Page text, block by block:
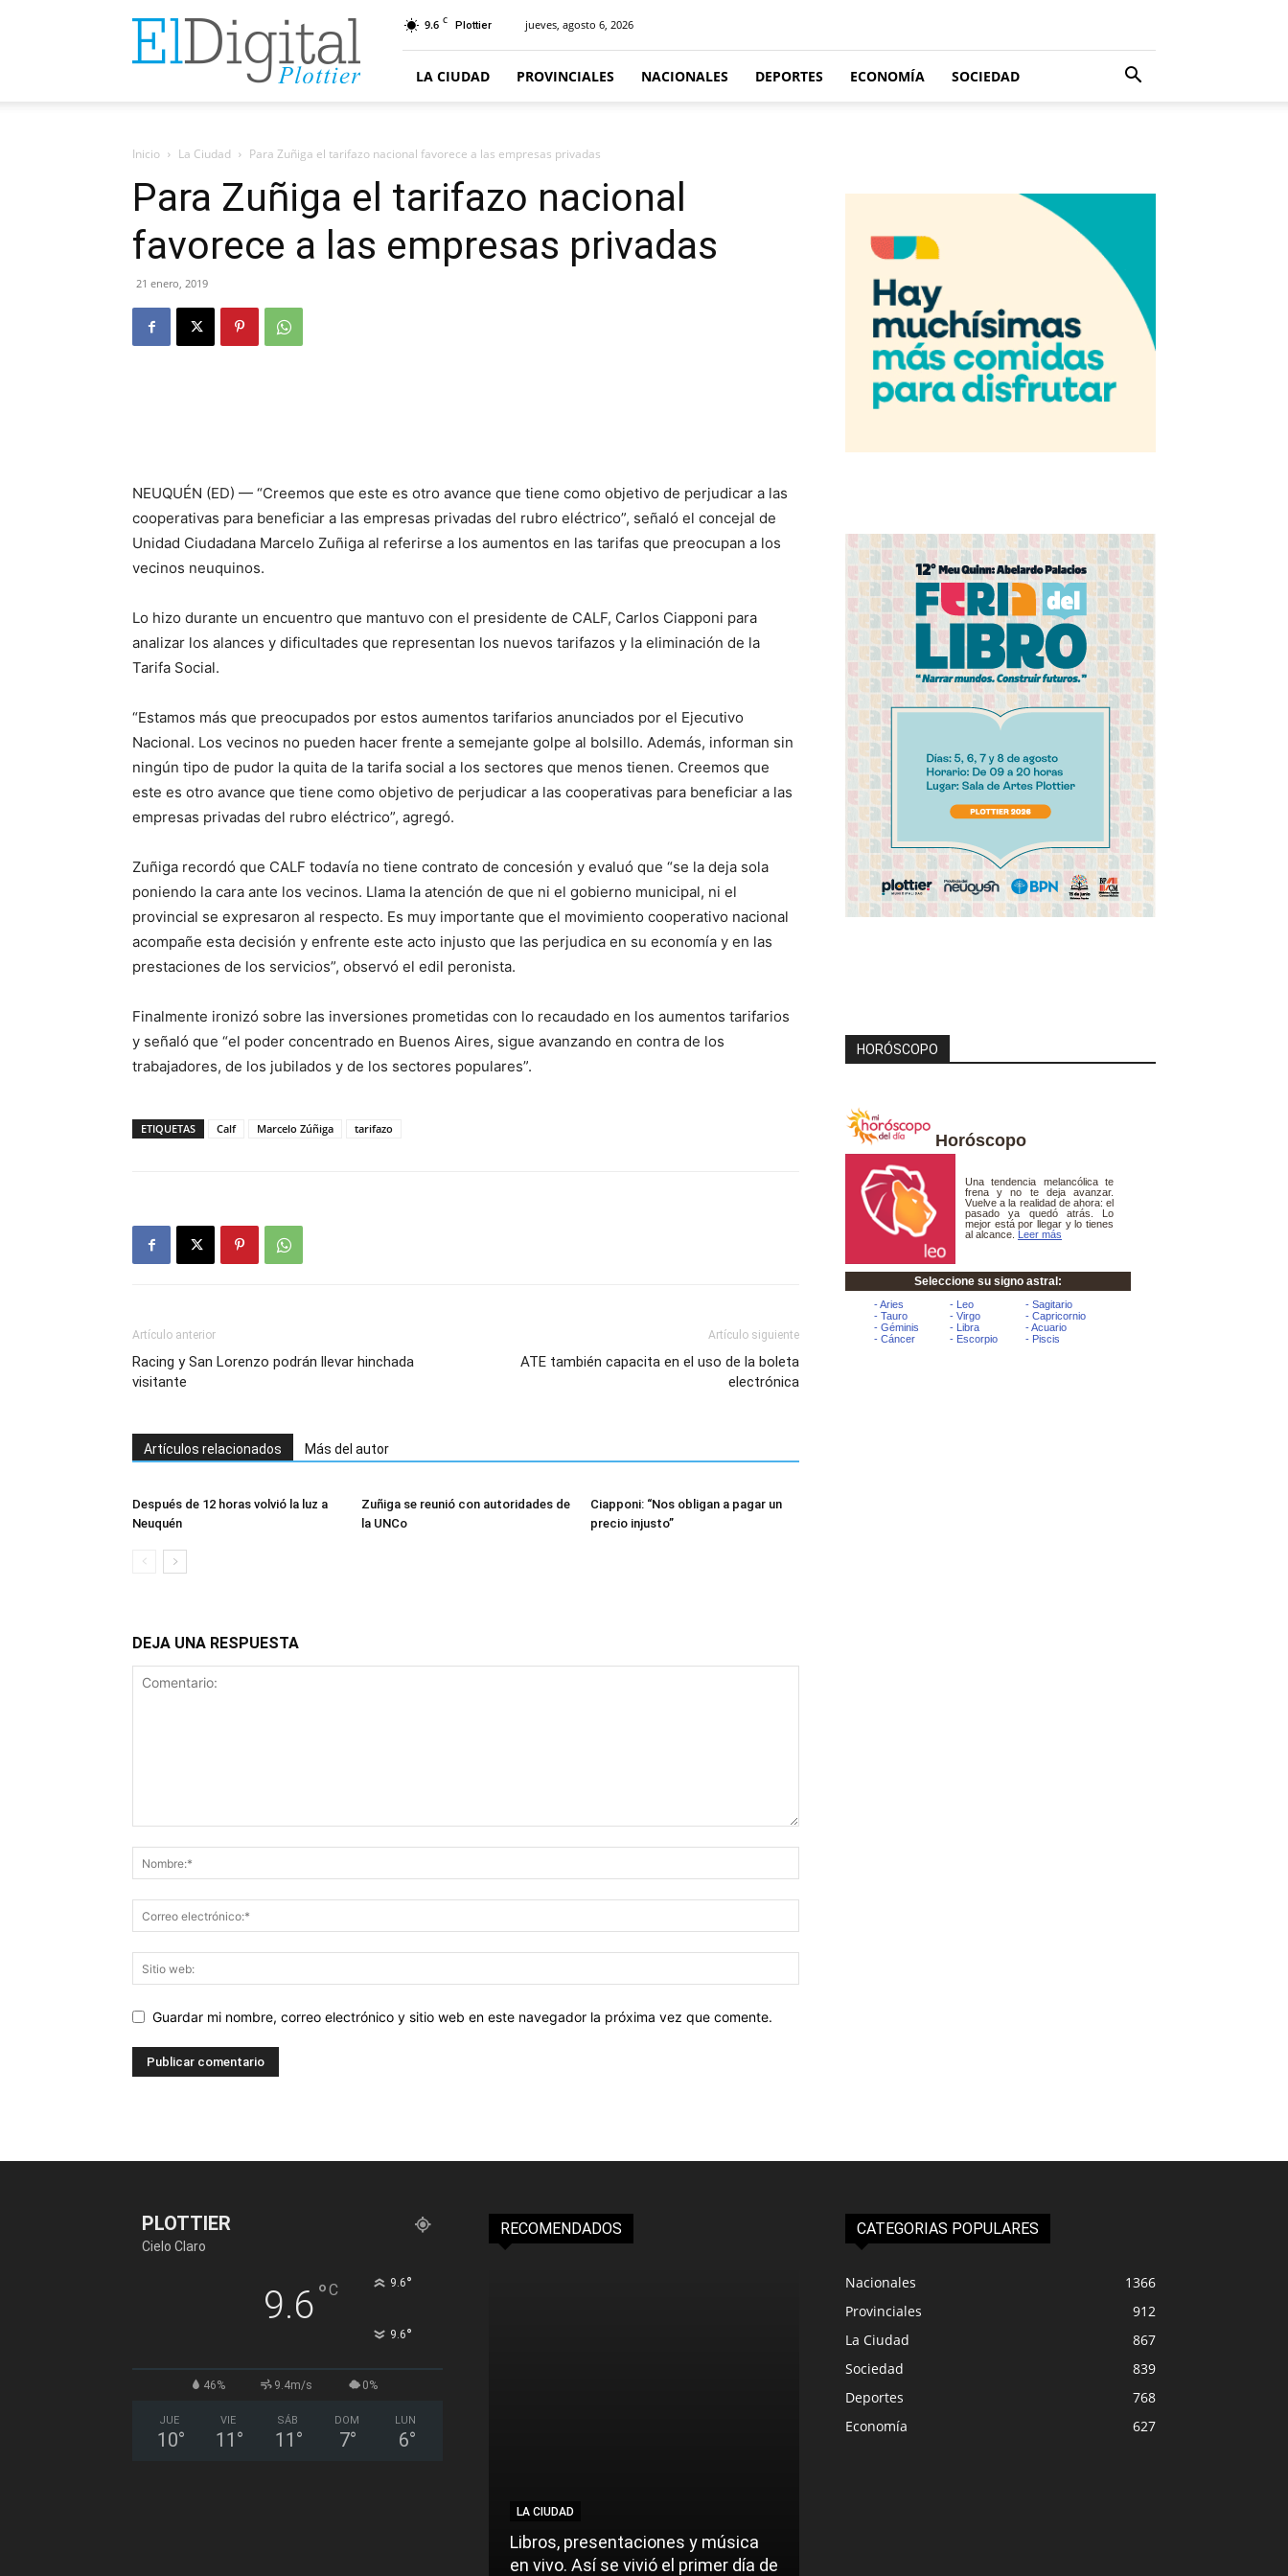
ElDigitalPlottier
9.6 C Plottier jueves, agosto 6, 2026
LA CIUDAD PROVINCIALES NACIONALES DEPORTES ECONOMÍA SOCIEDAD
Inicio La Ciudad Para Zuñiga el tarifazo nacional favorece a las empresas privadas
Para Zuñiga el tarifazo nacional
favorece a las empresas privadas
21 enero, 2019
NEUQUÉN (ED) — “Creemos que este es otro avance que tiene como objetivo de perjudicar a las
cooperativas para beneficiar a las empresas privadas del rubro eléctrico”, señaló el concejal de
Unidad Ciudadana Marcelo Zuñiga al referirse a los aumentos en las tarifas que preocupan a los
vecinos neuquinos.
Lo hizo durante un encuentro que mantuvo con el presidente de CALF, Carlos Ciapponi para
analizar los alances y dificultades que representan los nuevos tarifazos y la eliminación de la
Tarifa Social.
“Estamos más que preocupados por estos aumentos tarifarios anunciados por el Ejecutivo
Nacional. Los vecinos no pueden hacer frente a semejante golpe al bolsillo. Además, informan sin
ningún tipo de pudor la quita de la tarifa social a los sectores que menos tienen. Creemos que
este es otro avance que tiene como objetivo de perjudicar a las cooperativas para beneficiar a las
empresas privadas del rubro eléctrico”, agregó.
Zuñiga recordó que CALF todavía no tiene contrato de concesión y evaluó que “se la deja sola
poniendo la cara ante los vecinos. Llama la atención de que ni el gobierno municipal, ni el
provincial se expresaron al respecto. Es muy importante que el movimiento cooperativo nacional
acompañe esta decisión y enfrente este acto injusto que las perjudica en su economía y en las
prestaciones de los servicios”, observó el edil peronista.
Finalmente ironizó sobre las inversiones prometidas con lo recaudado en los aumentos tarifarios
y señaló que “el poder concentrado en Buenos Aires, sigue avanzando en contra de los
trabajadores, de los jubilados y de los sectores populares”.
ETIQUETAS Calf Marcelo Zúñiga tarifazo
Artículo anterior
Racing y San Lorenzo podrán llevar hinchada
visitante
Artículo siguiente
ATE también capacita en el uso de la boleta
electrónica
Artículos relacionados Más del autor
Después de 12 horas volvió la luz a
Neuquén
Zuñiga se reunió con autoridades de
la UNCo
Ciapponi: “Nos obligan a pagar un
precio injusto”
DEJA UNA RESPUESTA
Guardar mi nombre, correo electrónico y sitio web en este navegador la próxima vez que comente.
HORÓSCOPO
Horóscopo
PLOTTIER
Cielo Claro
9.6°C 9.6°
9.6°
46% 9.4m/s 0%
JUE
10°
VIE
11 °
SÁB
11 °
DOM
7°
LUN
6°
RECOMENDADOS
LA CIUDAD
Libros, presentaciones y música
en vivo. Así se vivió el primer día de
CATEGORIAS POPULARES
Nacionales
1366
Provinciales
912
La Ciudad
867
Sociedad
839
Deportes
768
Economía
627